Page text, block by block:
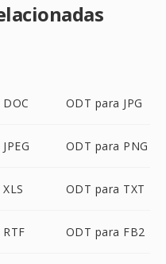
ODT para JPG
ODT para PNG
ODT para TXT
ODT para FB2